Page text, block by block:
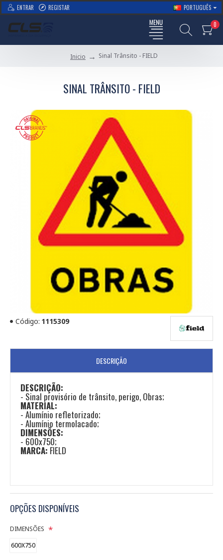
ENTRAR REGISTAR PORTUGUÊS
0
Inicio Sinal Trânsito - FIELD
SINAL TRÂNSITO - FIELD
Código: 1115309
DESCRIÇÃO
DESCRIÇÃO:
- Sinal provisório de trânsito, perigo, Obras;
MATERIAL:
- Alumínio refletorizado;
- Alumínio termolacado;
DIMENSÕES:
- 600x750;
MARCA: FIELD
OPÇÕES DISPONÍVEIS
DIMENSÕES
600X750